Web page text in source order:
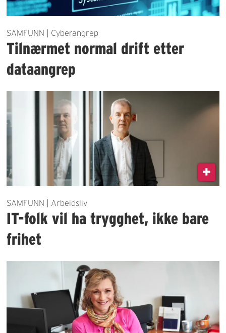
SAMFUNN | Cyberangrep
Tilnærmet normal drift etter
dataangrep
SAMFUNN | Arbeidsliv
IT-folk vil ha trygghet, ikke bare
frihet